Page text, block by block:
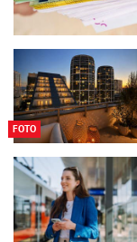
FOTO